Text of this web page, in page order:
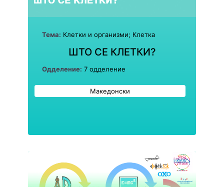
Тема: Клетки и организми; Клетка
ШТО СЕ КЛЕТКИ?
Одделение: 7 одделение
Македонски